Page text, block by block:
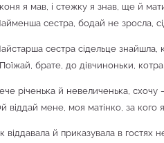
коня я мав, і стежку я знав, ще й
сестра, бодай не зросла,
сестра сідельце знайшла,
брате, до дівчиноньки,
річенька й невеличенька, схочу
віддай мене, моя матінко, за кого
віддавала й приказувала в гостях